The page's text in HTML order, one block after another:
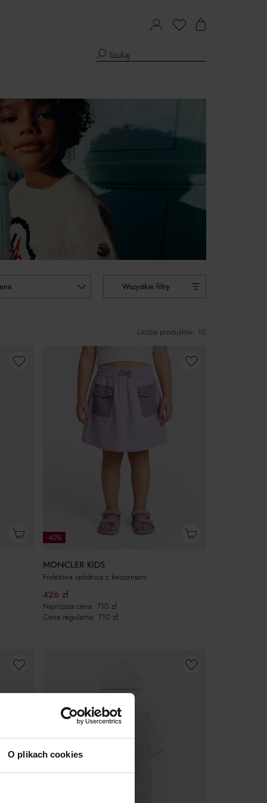
O plikach cookies
cena Wszystkie filtry
Liczba produktów: 10
-40%
MONCLER KIDS
Fioletowa spódnica z kieszeniami
426zł
Najniższa cena:710zł
Cena regularna:710zł